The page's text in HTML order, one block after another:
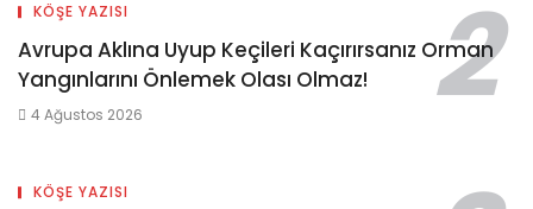
KÖŞE YAZISI
Avrupa Aklına Uyup Keçileri Kaçırırsanız Orman
Yangınlarını Önlemek Olası Olmaz!
4 Ağustos 2026
KÖŞE YAZISI